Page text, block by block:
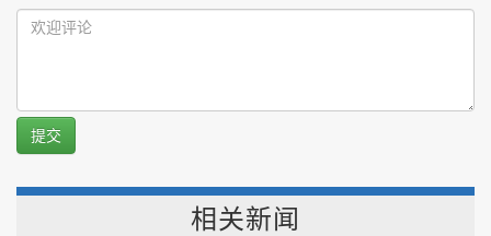
提交
相关新闻